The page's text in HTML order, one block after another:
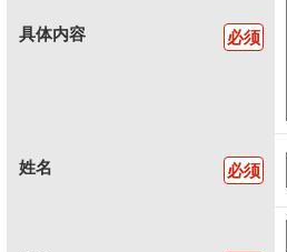
具体内容 必须
姓名 必须